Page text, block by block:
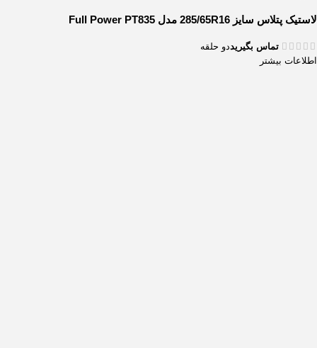
لاستیک پتلاس سایز 285/65R16 مدل Full Power PT835
تماس بگیریددو حلقه
اطلاعات بیشتر